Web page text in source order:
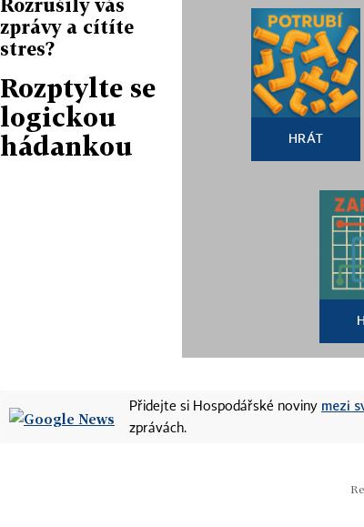
zprávy a cítíte
stres?
Rozptylte se
logickou
hádankou
HRÁT
Přidejte si Hospodářské noviny mezi
zprávách.